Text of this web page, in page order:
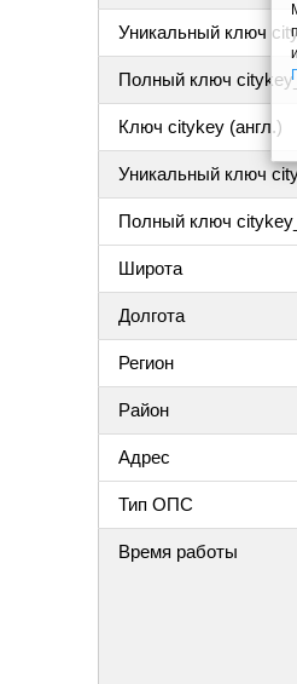
Уникальный ключ
Полный ключ
Ключ citykey (англ.)
Уникальный ключ
Полный ключ
Широта
Долгота
Регион
Район
Адрес
Тип ОПС
Время работы